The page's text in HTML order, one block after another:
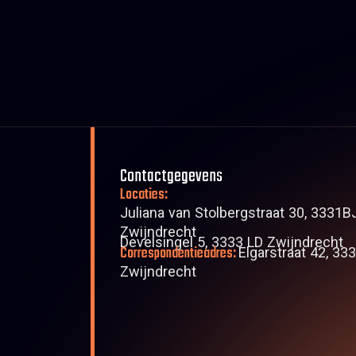
Contactgegevens
Locaties:
Juliana van Stolbergstraat 30,
Zwijndrecht
Develsingel 5, 3333 LD Zwijndrecht
Correspondentieadres:Elgarstraat 42,
Zwijndrecht